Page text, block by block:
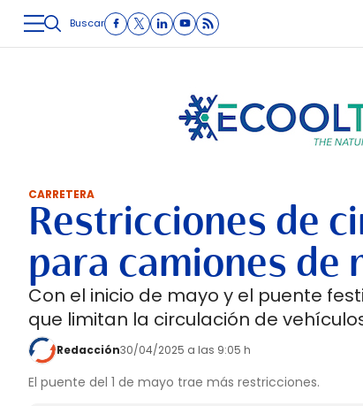
LOGÍSTICA INMOLOGÍSTICA INTRALOGÍSTICA
Buscar
CARRETERA
Restricciones de
para camiones de
Con el inicio de mayo y el puente
que limitan la circulación de
Redacción30/04/2025 a las 9:05 h
El puente del 1 de mayo trae más restricciones.